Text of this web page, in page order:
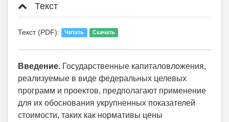
Текст
Текст (PDF): Читать Скачать
Введение. Государственные капиталовложения,
реализуемые в виде федеральных целевых
программ и проектов, предполагают применение
для их обоснования укрупненных показателей
стоимости, таких как нормативы цены